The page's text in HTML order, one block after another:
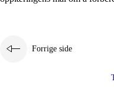
3.3 Samarbeid
3.5Forrige side